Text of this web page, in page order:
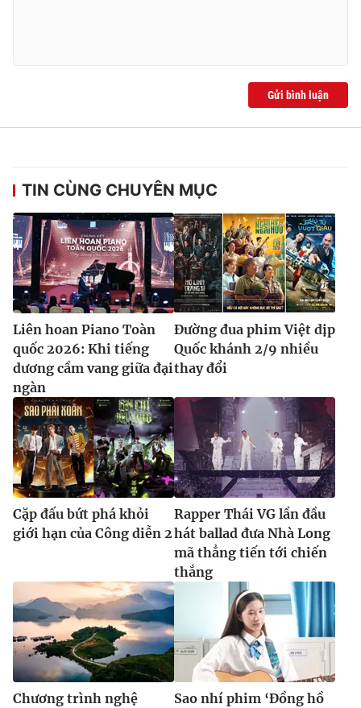
Gửi bình luận
TIN CÙNG CHUYÊN MỤC
Liên hoan Piano Toàn
quốc 2026: Khi tiếng
dương cầm vang giữa đại
ngàn
Đường đua phim Việt dịp
Quốc khánh 2/9 nhiều
thay đổi
Cặp đấu bứt phá khỏi
giới hạn của Công diễn 2
Rapper Thái VG lần đầu
hát ballad đưa Nhà Long
mã thẳng tiến tới chiến
thắng
Chương trình nghệ
Sao nhí phim ‘Đồng hồ